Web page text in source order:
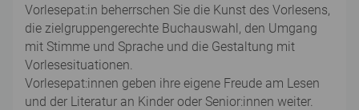
Vorlesepat:in beherrschen Sie die Kunst des Vorlesens,
die zielgruppengerechte Buchauswahl, den Umgang
mit Stimme und Sprache und die Gestaltung mit
Vorlesesituationen.
Vorlesepat:innen geben ihre eigene Freude am Lesen
und der Literatur an Kinder oder Senior:innen weiter.